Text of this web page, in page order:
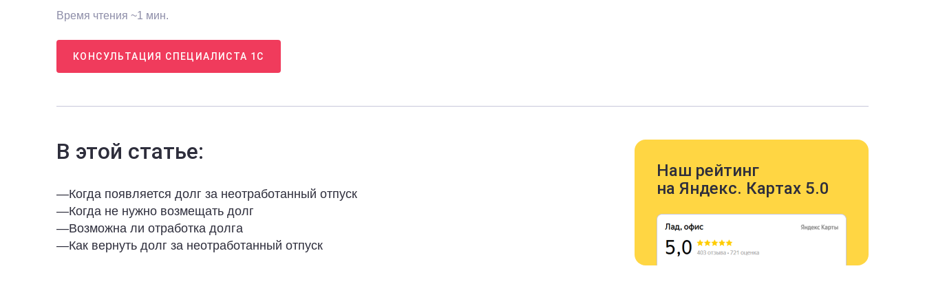
Время чтения ~1 мин.
КОНСУЛЬТАЦИЯ СПЕЦИАЛИСТА 1С
Наш рейтинг
на Яндекс. Картах 5.0
В этой статье:
—Когда появляется долг за неотработанный отпуск
—Когда не нужно возмещать долг
—Возможна ли отработка долга
—Как вернуть долг за неотработанный отпуск